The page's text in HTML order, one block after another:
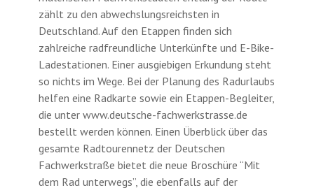
zählt zu den abwechslungsreichsten in
Deutschland. Auf den Etappen finden sich
zahlreiche radfreundliche Unterkünfte und E-Bike-
Ladestationen. Einer ausgiebigen Erkundung steht
so nichts im Wege. Bei der Planung des Radurlaubs
helfen eine Radkarte sowie ein Etappen-Begleiter,
die unter www.deutsche-fachwerkstrasse.de
bestellt werden können. Einen Überblick über das
gesamte Radtourennetz der Deutschen
Fachwerkstraße bietet die neue Broschüre “Mit
dem Rad unterwegs”, die ebenfalls auf der